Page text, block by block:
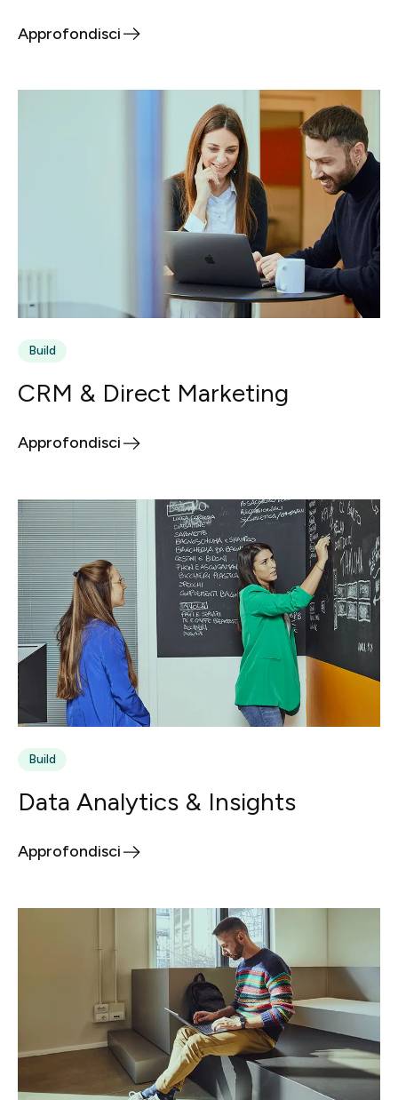
Approfondisci
Build
CRM & Direct Marketing
Approfondisci
Build
Data Analytics & Insights
Approfondisci